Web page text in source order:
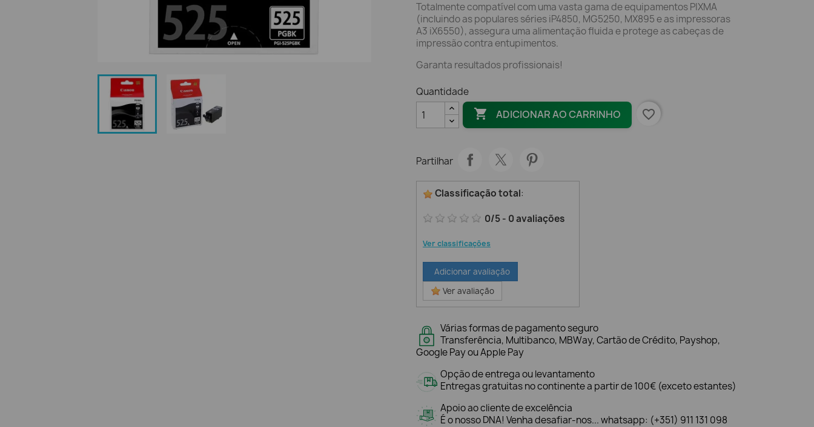
Totalmente compatível com uma vasta gama de equipamentos PIXMA
(incluindo as populares séries iP4850, MG5250, MX895 e as impressoras
A3 iX6550), assegura uma alimentação fluida e protege as cabeças de
impressão contra entupimentos.
Garanta resultados profissionais!
Quantidade
 ADICIONAR AO CARRINHO favorite_border
Partilhar
Classificação total:
0/5- 0avaliações
Ver classificações
Adicionar avaliação
Ver avaliação
Várias formas de pagamento seguro
Transferência, Multibanco, MBWay, Cartão de Crédito, Payshop,
Google Pay ou Apple Pay
Opção de entrega ou levantamento
Entregas gratuitas no continente a partir de 100€ (exceto estantes)
Apoio ao cliente de excelência
É o nosso DNA! Venha desafiar-nos... whatsapp: (+351) 911 131 098